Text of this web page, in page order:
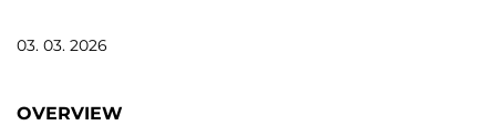
03. 03. 2026
OVERVIEW